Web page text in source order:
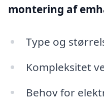
montering af
Type og
Kompleksitet
Behov for